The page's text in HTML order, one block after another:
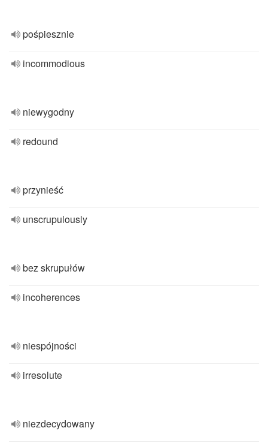
pośpiesznie
incommodious
niewygodny
redound
przynieść
unscrupulously
bez skrupułów
incoherences
niespójności
irresolute
niezdecydowany